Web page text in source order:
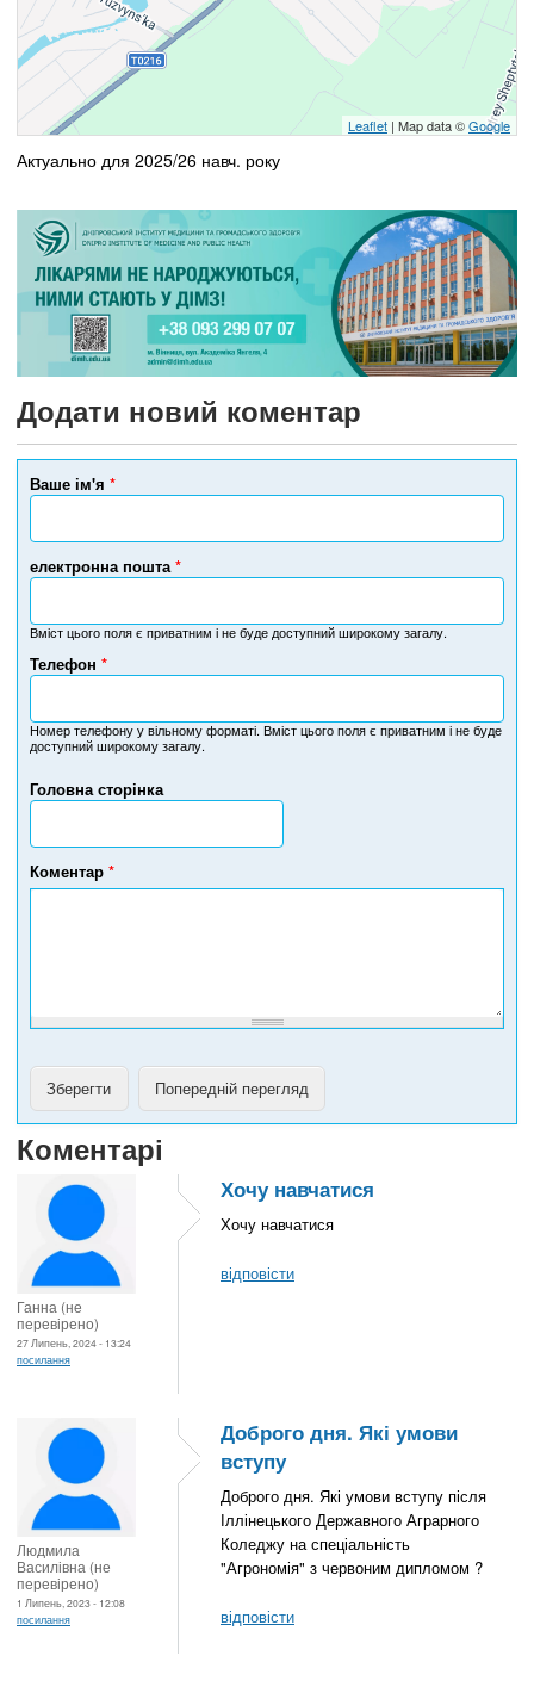
Leaflet | Map data ©Google
Актуально для 2025/26 навч. року
Додати новий коментар
Ваше ім'я *
електронна пошта*
Вміст цього поля є приватним і не буде доступний широкому загалу.
Головна сторінка
Телефон *
Н
м
е
т
л
е
ф
Номер телефону у вільному форматі. Вміст цього поля є приватним і не буде
доступний широкому загалу.
Коментар *
Коментарі
Ганна (не
перевірено)
27 Липень, 2024 - 13:24
посилання
Хочу навчатися
Хочу навчатися
відповісти
Людмила
Василівна (не
перевірено)
1 Липень, 2023 - 12:08
посилання
Доброго дня. Які умови
вступу
Доброго дня. Які умови вступу після
Іллінецького Державного Аграрного
Коледжу на спеціальність
"Агрономія" з червоним дипломом ?
відповісти